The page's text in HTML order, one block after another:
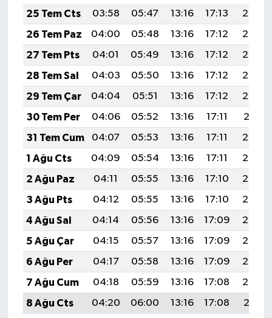
25 Tem Cts
03:58 05:47 13:16 17:13
20:36
26 Tem Paz
04:00 05:48 13:16 17:12
20:35
27 Tem Pts
04:01 05:49 13:16 17:12
20:34
28 Tem Sal
04:03 05:50 13:16 17:12
20:33
29 Tem Çar
04:04 05:51 13:16 17:12
20:32
30 Tem Per
04:06 05:52 13:16 17:11
20:31
31 Tem Cum
04:07 05:53 13:16 17:11
20:30
1 Ağu Cts
04:09 05:54 13:16 17:11
20:29
2 Ağu Paz
04:11 05:55 13:16 17:10
20:28
3 Ağu Pts
04:12 05:55 13:16 17:10
20:27
4 Ağu Sal
04:14 05:56 13:16 17:09
20:26
5 Ağu Çar
04:15 05:57 13:16 17:09
20:24
6 Ağu Per
04:17 05:58 13:16 17:09
20:23
7 Ağu Cum
04:18 05:59 13:16 17:08
20:22
8 Ağu Cts
04:20 06:00 13:16 17:08
20:21